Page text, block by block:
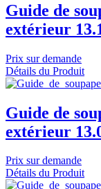
Guide de
extérieur
Prix sur demande
Détails du Produit
Guide de
extérieur
Prix sur demande
Détails du Produit